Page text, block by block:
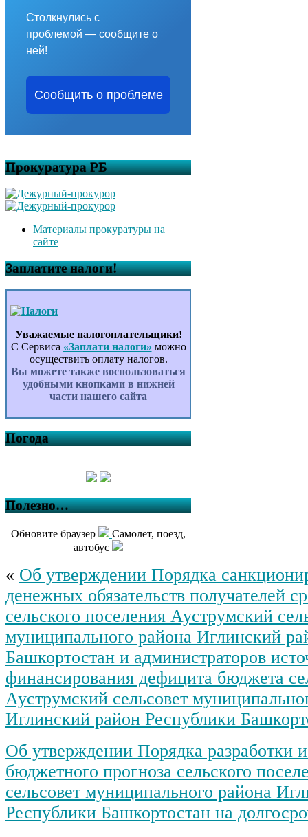
Столкнулись с
проблемой — сообщите о
ней!
Сообщить о проблеме
Прокуратура РБ
Материалы прокуратуры на
сайте
Заплатите налоги!
Уважаемые налогоплательщики!
С Сервиса «Заплати налоги» можно
осуществить оплату налогов.
Вы можете также воспользоваться
удобными кнопками в нижней
части нашего сайта
Погода
Полезно…
Обновите браузер
Самолет, поезд,
автобус
« Об утверждении Порядка
денежных обязательств получателей
сельского поселения Ауструмский
муниципального района Иглинский
Башкортостан и администраторов
финансирования дефицита бюджета
Ауструмский сельсовет
Иглинский район Республики
Об утверждении Порядка разработки
бюджетного прогноза сельского
сельсовет муниципального района
Республики Башкортостан на